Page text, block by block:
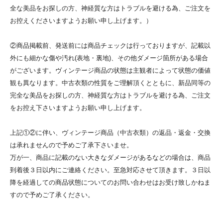
全な美品をお探しの方、神経質な方はトラブルを避ける為、ご注文を
お控えくださいますようお願い申し上げます。）
②商品掲載前、発送前には商品チェックは行っておりますが、記載以
外にも細かな傷や汚れ(表地・裏地)、その他ダメージ箇所がある場合
がございます。ヴィンテージ商品の状態は主観者によって状態の価値
観も異なります。中古衣類の性質をご理解頂くとともに、新品同等の
完全な美品をお探しの方、神経質な方はトラブルを避ける為、ご注文
をお控え下さいますようお願い申し上げます。
上記①②に伴い、ヴィンテージ商品（中古衣類）の返品・返金・交換
は承れませんので予めご了承下さいませ。
万が一、商品に記載のない大きなダメージがあるなどの場合は、商品
到着後３日以内にご連絡ください。至急対応させて頂きます。３日以
降を経過しての商品状態についてのお問い合わせはお受け致しかねま
すので予めご了承ください。